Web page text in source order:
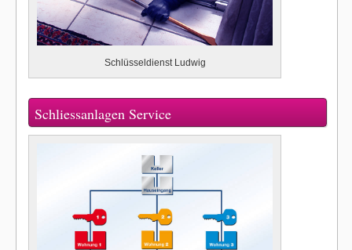
Schlüsseldienst Ludwig
Schliessanlagen Service